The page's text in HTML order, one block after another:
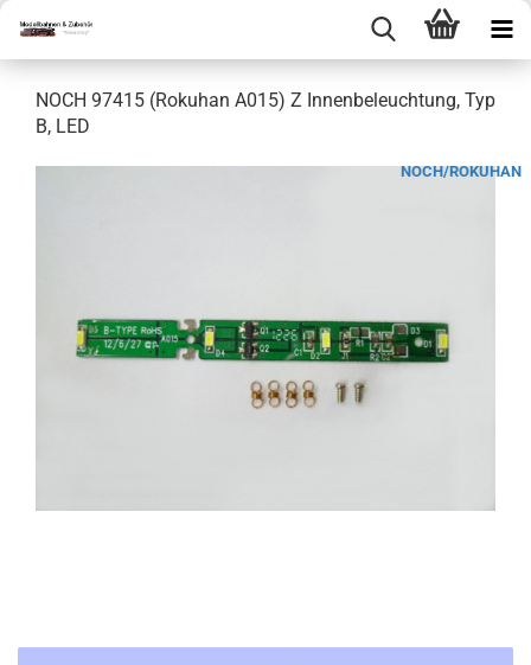
NOCH 97415 (Rokuhan A015) Z Innenbeleuchtung, Typ
B, LED
NOCH/ROKUHAN